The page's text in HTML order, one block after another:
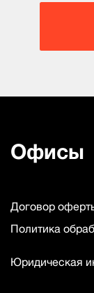
Офисы
Договор
Политика
Юридическая